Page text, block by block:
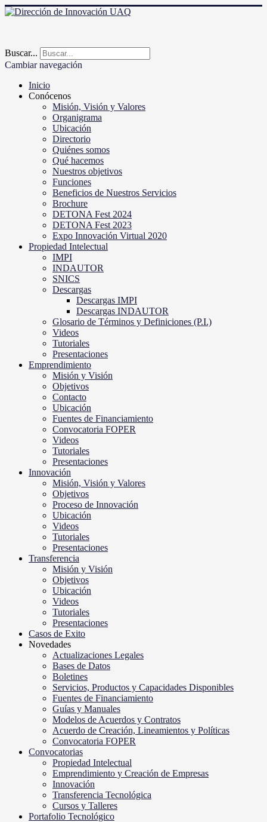
Buscar...
Cambiar navegación
Inicio
Conócenos
Misión, Visión y Valores
Organigrama
Ubicación
Directorio
Quiénes somos
Qué hacemos
Nuestros objetivos
Funciones
Beneficios de Nuestros Servicios
Brochure
DETONA Fest 2024
DETONA Fest 2023
Expo Innovación Virtual 2020
Propiedad Intelectual
IMPI
INDAUTOR
SNICS
Descargas
Descargas IMPI
Descargas INDAUTOR
Glosario de Términos y Definiciones (P.I.)
Videos
Tutoriales
Presentaciones
Emprendimiento
Misión y Visión
Objetivos
Contacto
Ubicación
Fuentes de Financiamiento
Convocatoria FOPER
Videos
Tutoriales
Presentaciones
Innovación
Misión, Visión y Valores
Objetivos
Proceso de Innovación
Ubicación
Videos
Tutoriales
Presentaciones
Transferencia
Misión y Visión
Objetivos
Ubicación
Videos
Tutoriales
Presentaciones
Casos de Exito
Novedades
Actualizaciones Legales
Bases de Datos
Boletines
Servicios, Productos y Capacidades Disponibles
Fuentes de Financiamiento
Guías y Manuales
Modelos de Acuerdos y Contratos
Acuerdo de Creación, Lineamientos y Políticas
Convocatoria FOPER
Convocatorias
Propiedad Intelectual
Emprendimiento y Creación de Empresas
Innovación
Transferencia Tecnológica
Cursos y Talleres
Portafolio Tecnológico